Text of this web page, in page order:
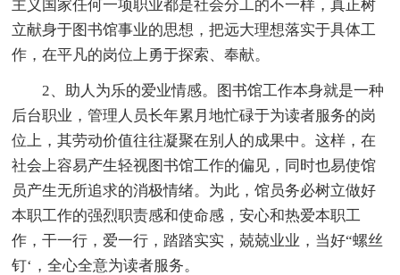
主义国家任何一项职业都是社会分工的不一样，真正树
立献身于图书馆事业的思想，把远大理想落实于具体工
作，在平凡的岗位上勇于探索、奉献。
2、助人为乐的爱业情感。图书馆工作本身就是一种
后台职业，管理人员长年累月地忙碌于为读者服务的岗
位上，其劳动价值往往凝聚在别人的成果中。这样，在
社会上容易产生轻视图书馆工作的偏见，同时也易使馆
员产生无所追求的消极情绪。为此，馆员务必树立做好
本职工作的强烈职责感和使命感，安心和热爱本职工
作，干一行，爱一行，踏踏实实，兢兢业业，当好“螺丝
钉‘，全心全意为读者服务。